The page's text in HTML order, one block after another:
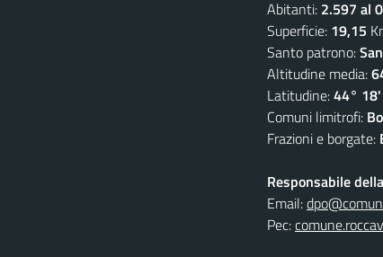
Abitanti: 2.597 al
Superficie: 19,15
Santo patrono:
Altitudine media:
Latitudine:44°
Comuni limitrofi:
Frazioni e borgate:
Responsabile
Email:
Pec: